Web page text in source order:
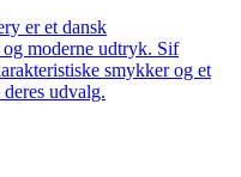
er et dansk
moderne udtryk. Sif
smykker og et
udvalg.